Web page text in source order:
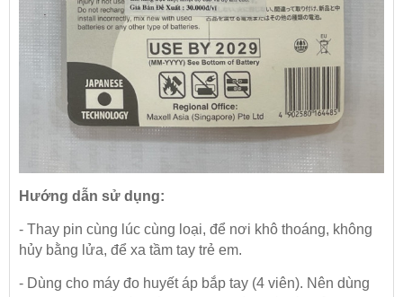
Hướng dẫn sử dụng:
- Thay pin cùng lúc cùng loại, để nơi khô thoáng, không
hủy bằng lửa, để xa tầm tay trẻ em.
- Dùng cho máy đo huyết áp bắp tay (4 viên). Nên dùng